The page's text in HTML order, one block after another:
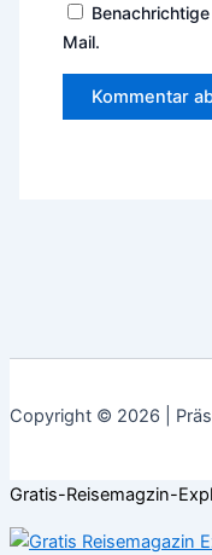
Mail.
Copyright © 2026 |
Gratis-Reisemagzin-